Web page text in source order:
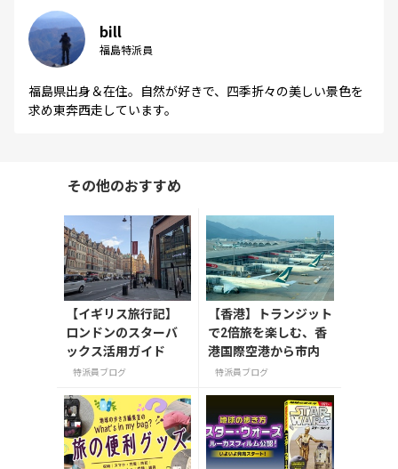
bill
福島特派員
福島県出身＆在住。自然が好きで、四季折々の美しい景色を
求め東奔西走しています。
その他のおすすめ
【イギリス旅行記】
ロンドンのスターバ
ックス活用ガイド
特派員ブログ
【香港】トランジット
で2倍旅を楽しむ、香
港国際空港から市内
特派員ブログ